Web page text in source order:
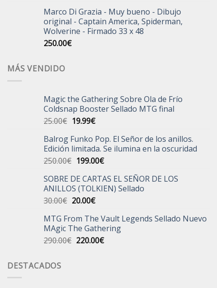
Marco Di Grazia - Muy bueno - Dibujo
original - Captain America, Spiderman,
Wolverine - Firmado 33 x 48
250.00€
MÁS VENDIDO
Magic the Gathering Sobre Ola de Frío
Coldsnap Booster Sellado MTG final
25.00€ El
original
era:
25.00€.
19.99€El
actual
es:
19.99€.
Balrog Funko Pop. El Señor de los anillos.
Edición limitada. Se ilumina en la oscuridad
250.00€ El
original
era:
250.00€.
199.00€El
actual
es:
SOBRE DE CARTAS EL SEÑOR DE LOS
ANILLOS (TOLKIEN) Sellado
30.00€ El
original
era:
30.00€.
20.00€El
actual
es:
20.00€.
MTG From The Vault Legends Sellado Nuevo
MAgic The Gathering
290.00€ El
220.00€El
DESTACADOS